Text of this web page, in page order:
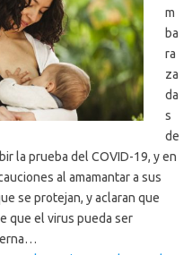
m
ba
ra
za
da
s
de
la prueba del COVID-19, y en
al amamantar a sus
se protejan, y aclaran que
que el virus pueda ser